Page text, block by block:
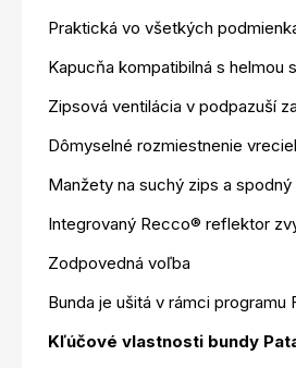
Praktická vo všetkých
Kapucňa kompatibilná s helmou
Zipsová ventilácia v podpazuší
Dômyselné rozmiestnenie
Manžety na suchý zips a
Integrovaný Recco® reflektor
Zodpovedná voľba
Bunda je ušitá v rámci
Kľúčové vlastnosti bundy